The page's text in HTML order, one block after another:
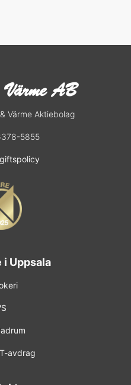
Värme Aktiebolag
5855
i Uppsala
avdrag